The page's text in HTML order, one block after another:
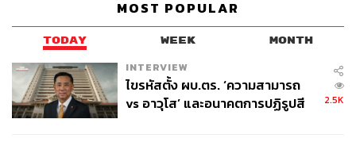
MOST POPULAR
TODAY WEEK MONTH
INTERVIEW
ไขรหัสตั้ง ผบ.ตร. ‘ความสามารถ
vs อาวุโส’ และอนาคตการปฏิรูปสี
2.5K